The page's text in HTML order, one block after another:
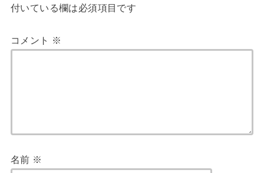
付いている欄は必須項目です
コメント ※
名前 ※